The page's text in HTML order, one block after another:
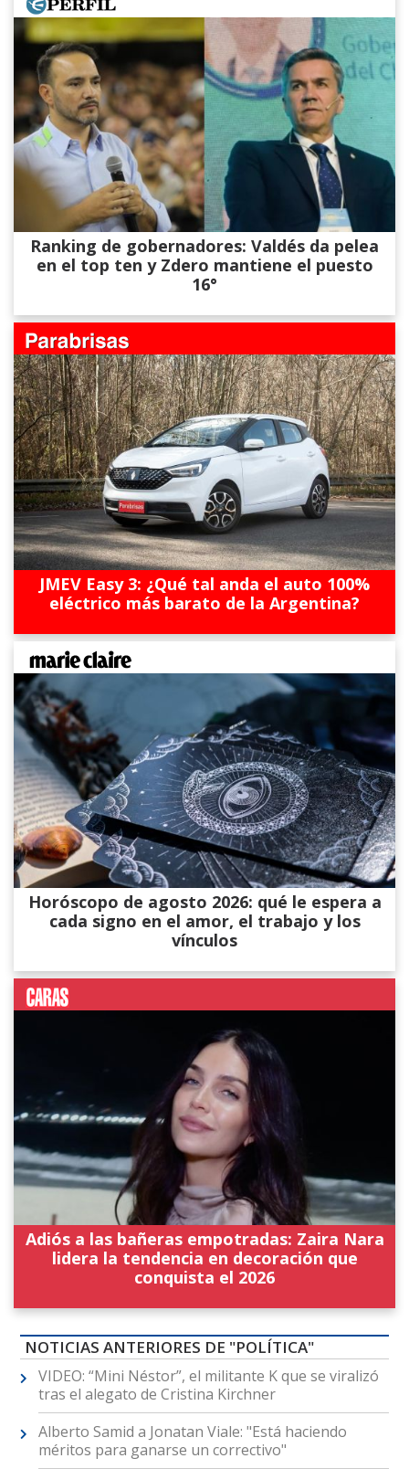
Ranking de gobernadores: Valdés da pelea
en el top ten y Zdero mantiene el puesto
16°
JMEV Easy 3: ¿Qué tal anda el auto 100%
eléctrico más barato de la Argentina?
Horóscopo de agosto 2026: qué le espera a
cada signo en el amor, el trabajo y los
vínculos
Adiós a las bañeras empotradas: Zaira Nara
lidera la tendencia en decoración que
conquista el 2026
NOTICIAS ANTERIORES DE "POLÍTICA"
VIDEO: “Mini Néstor”, el militante K que se viralizó
tras el alegato de Cristina Kirchner
Alberto Samid a Jonatan Viale: "Está haciendo
méritos para ganarse un correctivo"